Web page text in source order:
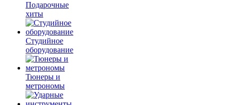
Подарочные
хиты
Студийное
оборудование
Тюнеры и
метрономы